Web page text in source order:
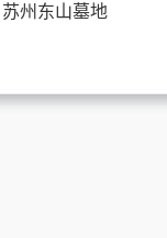
苏州东山墓地